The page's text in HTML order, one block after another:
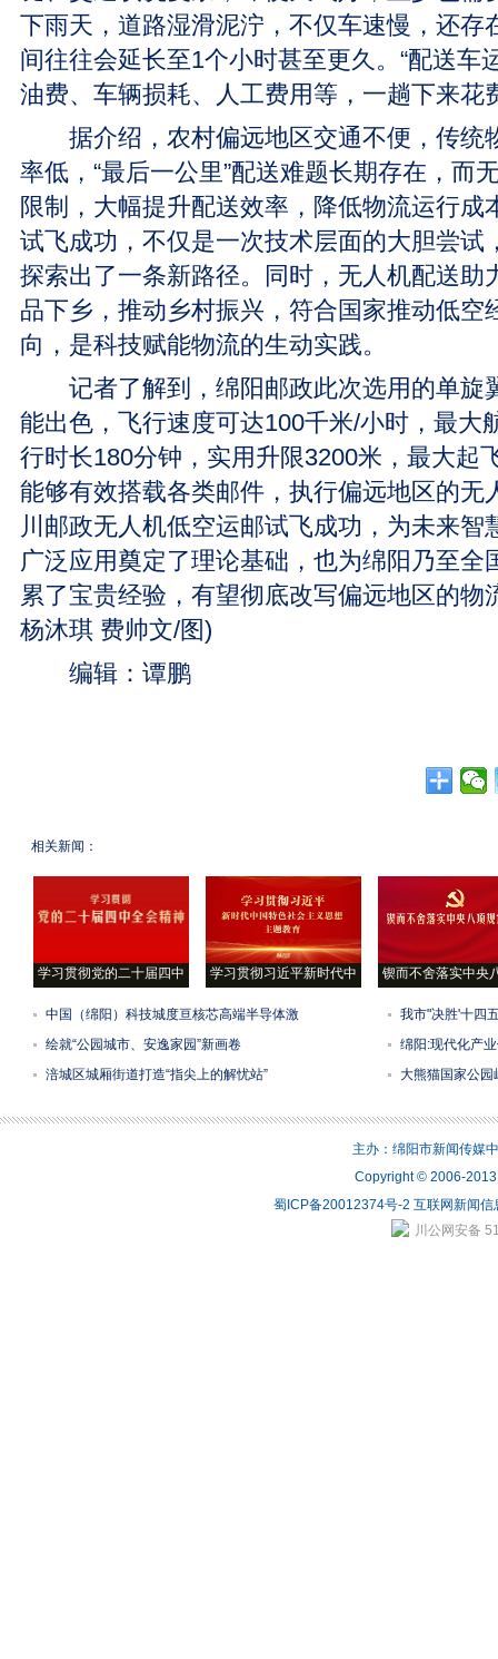
下雨天，道路湿滑泥泞，不仅车速慢，还存
间往往会延长至1个小时甚至更久。“配送车
油费、车辆损耗、人工费用等，一趟下来花
据介绍，农村偏远地区交通不便，传统
率低，“最后一公里”配送难题长期存在，而
限制，大幅提升配送效率，降低物流运行成
试飞成功，不仅是一次技术层面的大胆尝试
探索出了一条新路径。同时，无人机配送助
品下乡，推动乡村振兴，符合国家推动低空
向，是科技赋能物流的生动实践。
记者了解到，绵阳邮政此次选用的单旋
能出色，飞行速度可达100千米/小时，最大
行时长180分钟，实用升限3200米，最大起
能够有效搭载各类邮件，执行偏远地区的无
川邮政无人机低空运邮试飞成功，为未来智
广泛应用奠定了理论基础，也为绵阳乃至全
累了宝贵经验，有望彻底改写偏远地区的物
杨沐琪 费帅文/图)
编辑：谭鹏
相关新闻：
学习贯彻党的二十届四中 学习贯彻习近平新时代中 锲而不舍落实中央
中国（绵阳）科技城度亘核芯高端半导体激
我市"决胜'十四
绘就“公园城市、安逸家园”新画卷
绵阳:现代化产
涪城区城厢街道打造“指尖上的解忧站”
大熊猫国家公园
主办：绵阳市新闻传媒
Copyright © 2006-
蜀ICP备20012374号-2 互联网新闻
川公网安备